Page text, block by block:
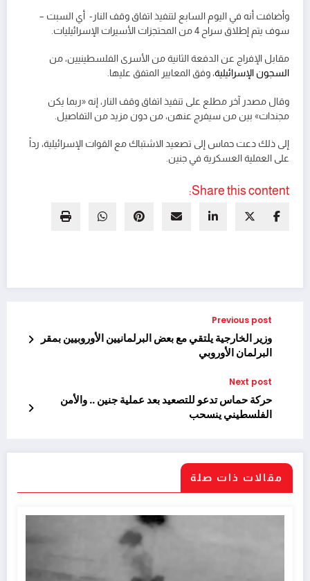
وأضافت أنه في اليوم السابع لتنفيذ اتفاق وقف النار- أي السبت –
سوف يتم إطلاق سراح 4 من المحتجزات الأسيرات الإسرائيليات.
مقابل الإفراج عن الدفعة الثانية من الأسرى الفلسطينيين، من
السجون الإسرائيلية، وفق المعايير المتفق عليها.
وقال مصدر آخر مطلع على تنفيذ اتفاق وقف النار، إنه «ربما يكن
مجندات» بين من سيفرج عنهن، من دون مزيد من التفاصيل.
إلى ذلك دعت حماس إلى تصعيد الاشتباك مع القوات الإسرائيلية، رداً
على العملية العسكرية في جنين.
Share this content:
Previous post
وزير الخارجية يلتقي مع بعض البرلمانيين الأوروبيين بمقر
البرلمان الأوروبي
Next post
حركة حماس تدعو للتصعيد بعد عملية جنين .. والأمن
الفلسطيني ينسحب
مقالات ذات صلة